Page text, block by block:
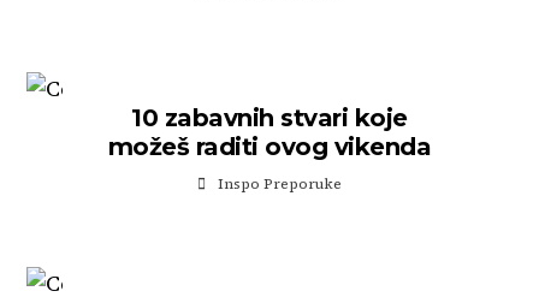
10 zabavnih stvari koje
možeš raditi ovog vikenda
Inspo Preporuke